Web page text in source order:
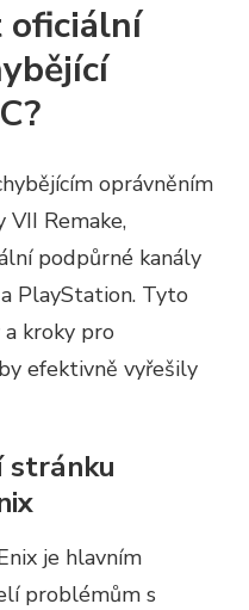
oficiální
oprávněním
VII Remake,
podpůrné kanály
PlayStation. Tyto
kroky pro
efektivně vyřešily
stránku
je hlavním
problémům s